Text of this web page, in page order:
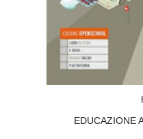
EDUCAZIONE